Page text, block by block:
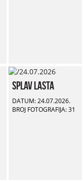
Splav Lasta
DATUM: 24.07.2026.
BROJ FOTOGRAFIJA: 31